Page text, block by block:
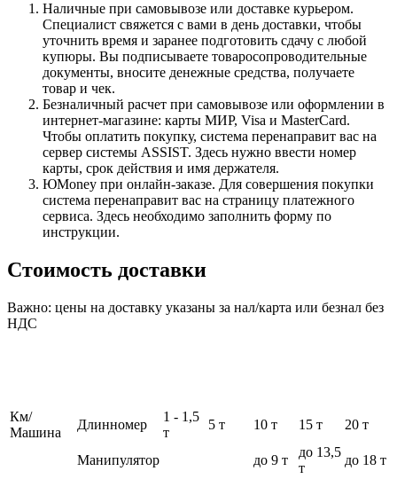
Наличные при самовывозе или доставке курьером.
Специалист свяжется с вами в день доставки, чтобы
уточнить время и заранее подготовить сдачу с любой
купюры. Вы подписываете товаросопроводительные
документы, вносите денежные средства, получаете
товар и чек.
Безналичный расчет при самовывозе или оформлении в
интернет-магазине: карты МИР, Visa и MasterCard.
Чтобы оплатить покупку, система перенаправит вас на
сервер системы ASSIST. Здесь нужно ввести номер
карты, срок действия и имя держателя.
ЮMoney при онлайн-заказе. Для совершения покупки
система перенаправит вас на страницу платежного
сервиса. Здесь необходимо заполнить форму по
инструкции.
Стоимость доставки
Важно: цены на доставку указаны за нал/карта или безнал без
НДС
Км/
Машина
Длинномер
1 - 1,5
т
5 т 10 т 15 т 20 т
Манипулятор до 9 т
до 13,5
т
до 18 т